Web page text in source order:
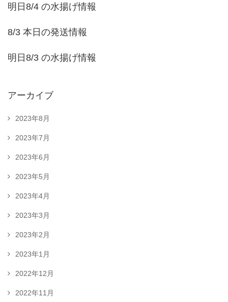
明日8/4 の水揚げ情報
8/3 本日の発送情報
明日8/3 の水揚げ情報
アーカイブ
2023年8月
2023年7月
2023年6月
2023年5月
2023年4月
2023年3月
2023年2月
2023年1月
2022年12月
2022年11月